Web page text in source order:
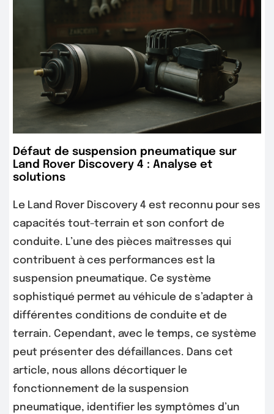
Défaut de suspension pneumatique sur
Land Rover Discovery 4 : Analyse et
solutions
Le Land Rover Discovery 4 est reconnu pour ses
capacités tout-terrain et son confort de
conduite. L’une des pièces maîtresses qui
contribuent à ces performances est la
suspension pneumatique. Ce système
sophistiqué permet au véhicule de s’adapter à
différentes conditions de conduite et de
terrain. Cependant, avec le temps, ce système
peut présenter des défaillances. Dans cet
article, nous allons décortiquer le
fonctionnement de la suspension
pneumatique, identifier les symptômes d’un